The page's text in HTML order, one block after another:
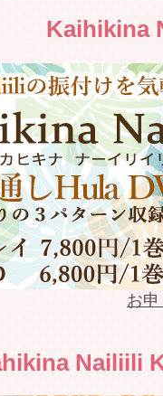
Weldon
Weldon
Weldon
Weldon
社名変更
Weldon
Weldon
Kaihikina
お
Nailiili